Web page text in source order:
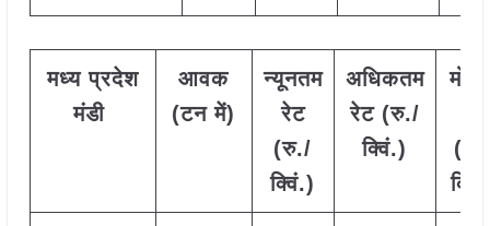
मध्य प्रदेश
मंडी
आवक
(टन में)
न्यूनतम
रेट
(रु./
क्विं.)
अधिकतम
रेट (रु./
क्विं.)
(